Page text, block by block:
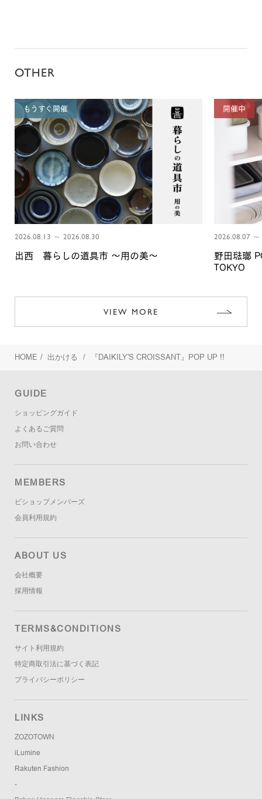
OTHER
もうすぐ開催
2026.08.13 ～ 2026.08.30
出西 暮らしの道具市 〜用の美〜
開催中
2026.08.07
野田琺瑯
TOKYO
VIEW MORE
HOME / 出かける / 『DAIKILY'S CROISSANT』POP UP !!
GUIDE
ショッピングガイド
よくあるご質問
お問い合わせ
MEMBERS
ビショップメンバーズ
会員利用規約
ABOUT US
会社概要
採用情報
TERMS&CONDITIONS
サイト利用規約
特定商取引法に基づく表記
プライバシーポリシー
LINKS
ZOZOTOWN
iLumine
Rakuten Fashion
-